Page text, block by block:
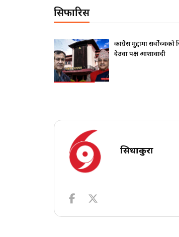
सिफारिस
कांग्रेस मुद्दामा सर्वोच्चको निस्साः
देउवा पक्ष आशावादी
सिधाकुरा